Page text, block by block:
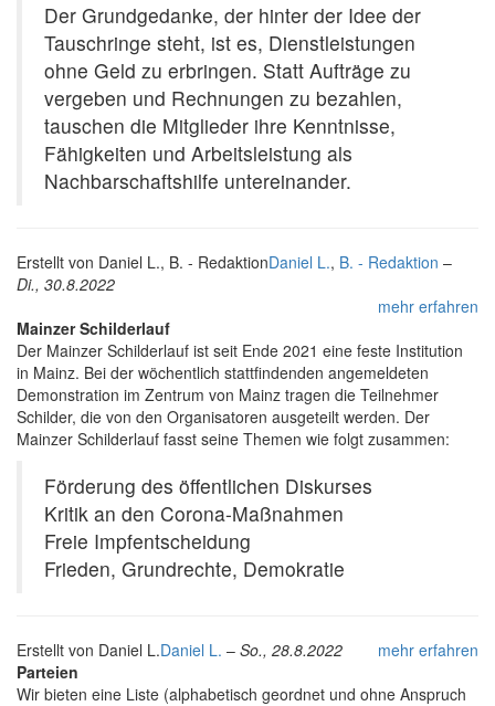
Der Grundgedanke, der hinter der Idee der
Tauschringe steht, ist es, Dienstleistungen
ohne Geld zu erbringen. Statt Aufträge zu
vergeben und Rechnungen zu bezahlen,
tauschen die Mitglieder ihre Kenntnisse,
Fähigkeiten und Arbeitsleistung als
Nachbarschaftshilfe untereinander.
Erstellt von Daniel L., B. - RedaktionDaniel L., B. - Redaktion –
Di., 30.8.2022
mehr erfahren
Mainzer Schilderlauf
Der Mainzer Schilderlauf ist seit Ende 2021 eine feste Institution
in Mainz. Bei der wöchentlich stattfindenden angemeldeten
Demonstration im Zentrum von Mainz tragen die Teilnehmer
Schilder, die von den Organisatoren ausgeteilt werden. Der
Mainzer Schilderlauf fasst seine Themen wie folgt zusammen:
Förderung des öffentlichen Diskurses
Kritik an den Corona-Maßnahmen
Freie Impfentscheidung
Frieden, Grundrechte, Demokratie
Erstellt von Daniel L.Daniel L. – So., 28.8.2022
mehr erfahren
Parteien
Wir bieten eine Liste (alphabetisch geordnet und ohne Anspruch